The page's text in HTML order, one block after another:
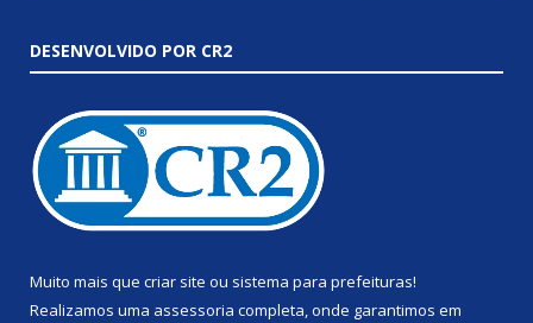
DESENVOLVIDO POR CR2
Muito mais que criar site ou sistema para prefeituras!
Realizamos uma assessoria completa, onde garantimos em